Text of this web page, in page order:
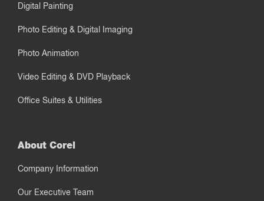
Digital Painting
Photo Editing & Digital Imaging
Photo Animation
Video Editing & DVD Playback
Office Suites & Utilities
About Corel
Company Information
Our Executive Team